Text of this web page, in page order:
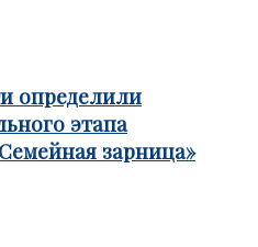
определили
этапа
зарница»